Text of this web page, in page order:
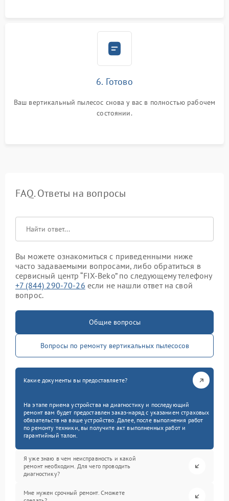
6. Готово
Ваш вертикальный пылесос снова у вас в полностью рабочем
состоянии.
FAQ. Ответы на вопросы
Вы можете ознакомиться с приведенными ниже
часто задаваемыми вопросами, либо обратиться в
сервисный центр “FIX-Beko” по следующему телефону
+7 (844) 290-70-26 если не нашли ответ на свой
вопрос.
Общие вопросы
Вопросы по ремонту вертикальных пылесосов
Какие документы вы предоставляете?
На этапе приема устройства на диагностику и последующий
ремонт вам будет предоставлен заказ-наряд с указанием страховых
обязательств на ваше устройство. Далее, после выполнения работ
по ремонту техники, вы получите акт выполненных работ и
гарантийный талон.
Я уже знаю в чем неисправность и какой
ремонт необходим. Для чего проводить
диагностику?
Мне нужен срочный ремонт. Сможете